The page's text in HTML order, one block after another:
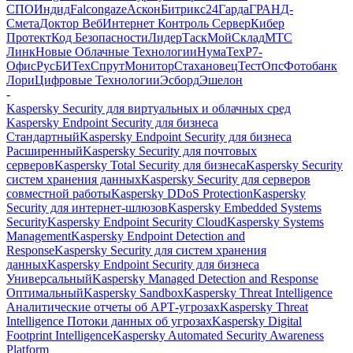
СПОИндидFalcongazeАсконБитрикс24ГардаГРАНД-
СметаДоктор ВебИнтернет Контроль СерверКибер
ПротектКод БезопасностиЛидерТаскМойСкладМТС
ЛинкНовые Облачные ТехнологииНумаТехР7-
ОфисРусБИТехСпрутМониторСтахановецТестОпсФотобанк
ЛориЦифровые ТехнологииЭсбордЭшелон
-
Kaspersky Security для виртуальных и облачных сред
Kaspersky Endpoint Security для бизнеса
СтандартныйKaspersky Endpoint Security для бизнеса
РасширенныйKaspersky Security для почтовых
серверовKaspersky Total Security для бизнесаKaspersky Security
систем хранения данныхKaspersky Security для серверов
совместной работыKaspersky DDoS ProtectionKaspersky
Security для интернет-шлюзовKaspersky Embedded Systems
SecurityKaspersky Endpoint Security CloudKaspersky Systems
ManagementKaspersky Endpoint Detection and
ResponseKaspersky Security для систем хранения
данныхKaspersky Endpoint Security для бизнеса
УниверсальныйKaspersky Managed Detection and Response
ОптимальныйKaspersky SandboxKaspersky Threat Intelligence
Аналитические отчеты об АРТ-угрозахKaspersky Threat
Intelligence Потоки данных об угрозахKaspersky Digital
Footprint IntelligenceKaspersky Automated Security Awareness
Platform